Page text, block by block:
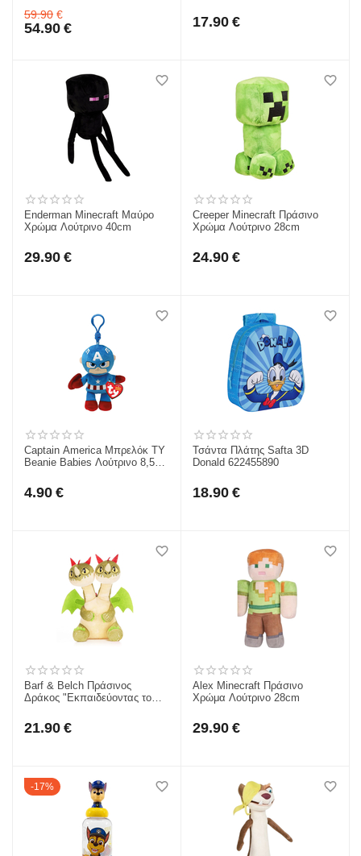
59.90 €
54.90 € 17.90 €
Enderman Minecraft Μαύρο
Χρώμα Λούτρινο 40cm
29.90 €
Creeper Minecraft Πράσινο
Χρώμα Λούτρινο 28cm
24.90 €
Captain America Μπρελόκ TY
Beanie Babies Λούτρινο 8,5εκ
4.90 €
Τσάντα Πλάτης Safta 3D
Donald 622455890
18.90 €
Barf & Belch Πράσινος
Δράκος "Εκπαιδεύοντας το
Dragon" Λούτρινο 22cm
21.90 €
Alex Minecraft Πράσινο
Χρώμα Λούτρινο 28cm
29.90 €
17%